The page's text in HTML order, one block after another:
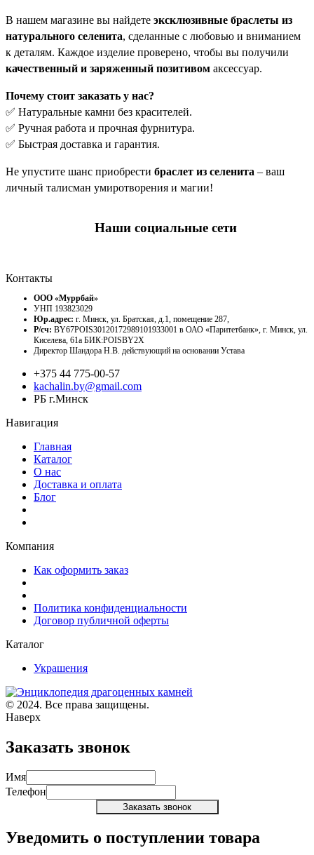
В нашем магазине вы найдете эксклюзивные браслеты из
натурального селенита, сделанные с любовью и вниманием
к деталям. Каждое изделие проверено, чтобы вы получили
качественный и заряженный позитивом аксессуар.
Почему стоит заказать у нас?
✅ Натуральные камни без красителей.
✅ Ручная работа и прочная фурнитура.
✅ Быстрая доставка и гарантия.
Не упустите шанс приобрести браслет из селенита – ваш
личный талисман умиротворения и магии!
Наши социальные сети
Контакты
ООО «Муррбай»
УНП 193823029
Юр.адрес: г. Минск, ул. Братская, д.1, помещение 287,
Р/сч: BY67POIS30120172989101933001 в ОАО «Паритетбанк», г. Минск, ул.
Киселева, 61а БИК:POISBY2X
Директор Шандора Н.В. действующий на основании Устава
+375 44 775-00-57
kachalin.by@gmail.com
РБ г.Минск
Навигация
Главная
Каталог
О нас
Доставка и оплата
Блог
Компания
Как оформить заказ
Политика конфиденциальности
Договор публичной оферты
Каталог
Украшения
© 2024. Все права защищены.
Наверх
Заказать звонок
Имя
Телефон
Уведомить о поступлении товара